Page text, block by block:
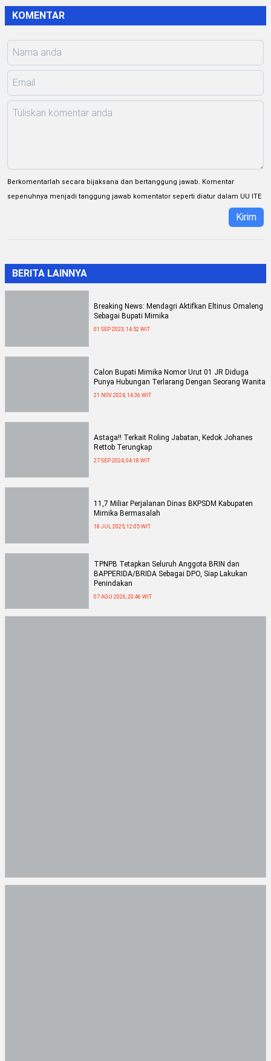
KOMENTAR
Berkomentarlah secara bijaksana dan bertanggung jawab. Komentar
sepenuhnya menjadi tanggung jawab komentator seperti diatur dalam UU ITE
Kirim
BERITA LAINNYA
Breaking News: Mendagri Aktifkan Eltinus Omaleng
Sebagai Bupati Mimika
01 SEP 2023, 14:52 WIT
Calon Bupati Mimika Nomor Urut 01 JR Diduga
Punya Hubungan Terlarang Dengan Seorang Wanita
21 NOV 2024, 14:36 WIT
Astaga!! Terkait Roling Jabatan, Kedok Johanes
Rettob Terungkap
27 SEP 2024, 04:18 WIT
11,7 Miliar Perjalanan Dinas BKPSDM Kabupaten
Mimika Bermasalah
18 JUL 2025, 12:05 WIT
TPNPB Tetapkan Seluruh Anggota BRIN dan
BAPPERIDA/BRIDA Sebagai DPO, Siap Lakukan
Penindakan
07 AGU 2026, 20:46 WIT